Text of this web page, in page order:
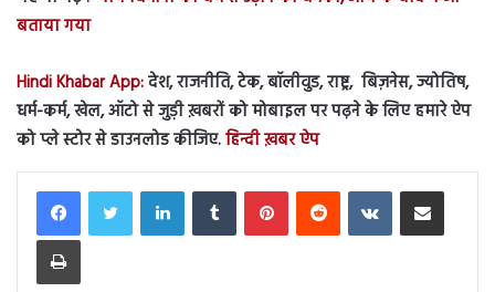
बताया गया
Hindi Khabar App:देश, राजनीति, टेक, बॉलीवुड, राष्ट्र, बिज़नेस, ज्योतिष,
धर्म-कर्म, खेल, ऑटो से जुड़ी ख़बरों को मोबाइल पर पढ़ने के लिए हमारे ऐप
को प्ले स्टोर से डाउनलोड कीजिए.हिन्दी ख़बर ऐप
LinkedInTumblr PinterestReddit VKontakteShare via Email
Print